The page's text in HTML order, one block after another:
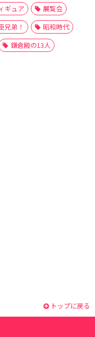
ギュア
展覧会
兄弟！
昭和時代
鎌倉殿の13人
トップに戻る